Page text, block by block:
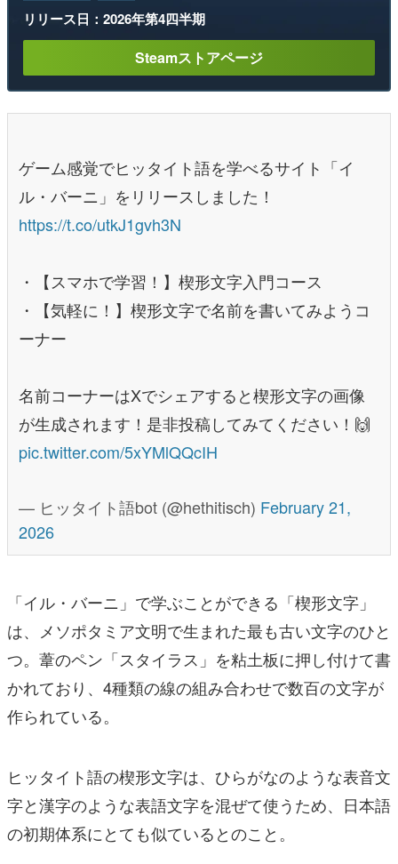
リリース日：2026年第4四半期
Steamストアページ
ゲーム感覚でヒッタイト語を学べるサイト「イ
ル・バーニ」をリリースしました！
https://t.co/utkJ1gvh3N
・【スマホで学習！】楔形文字入門コース
・【気軽に！】楔形文字で名前を書いてみようコ
ーナー
名前コーナーはXでシェアすると楔形文字の画像
が生成されます！是非投稿してみてください！🙌
pic.twitter.com/5xYMlQQcIH
— ヒッタイト語bot (@hethitisch) February 21,
2026
「イル・バーニ」で学ぶことができる「楔形文字」
は、メソポタミア文明で生まれた最も古い文字のひと
つ。葦のペン「スタイラス」を粘土板に押し付けて書
かれており、4種類の線の組み合わせで数百の文字が
作られている。
ヒッタイト語の楔形文字は、ひらがなのような表音文
字と漢字のような表語文字を混ぜて使うため、日本語
の初期体系にとても似ているとのこと。